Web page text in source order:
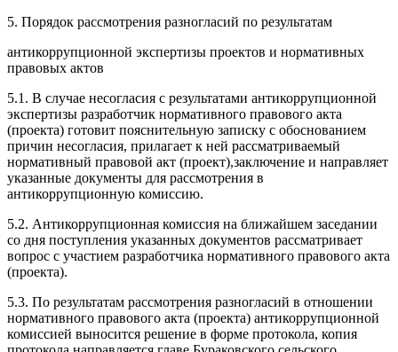
5. Порядок рассмотрения разногласий по результатам
антикоррупционной экспертизы проектов и нормативных
правовых актов
5.1. В случае несогласия с результатами антикоррупционной
экспертизы разработчик нормативного правового акта
(проекта) готовит пояснительную записку с обоснованием
причин несогласия, прилагает к ней рассматриваемый
нормативный правовой акт (проект),заключение и направляет
указанные документы для рассмотрения в
антикоррупционную комиссию.
5.2. Антикоррупционная комиссия на ближайшем заседании
со дня поступления указанных документов рассматривает
вопрос с участием разработчика нормативного правового акта
(проекта).
5.3. По результатам рассмотрения разногласий в отношении
нормативного правового акта (проекта) антикоррупционной
комиссией выносится решение в форме протокола, копия